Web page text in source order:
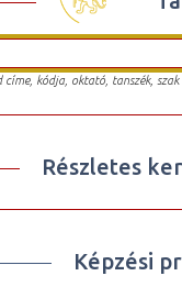
kódja, oktató, tanszék,
Részletes
Képzési